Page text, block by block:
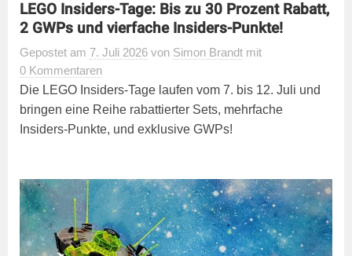
LEGO Insiders-Tage: Bis zu 30 Prozent Rabatt,
2 GWPs und vierfache Insiders-Punkte!
Gepostet am 7. Juli 2026 von Simon Brandt mit
0 Kommentaren
Die LEGO Insiders-Tage laufen vom 7. bis 12. Juli und
bringen eine Reihe rabattierter Sets, mehrfache
Insiders-Punkte, und exklusive GWPs!